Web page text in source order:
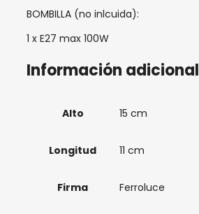
BOMBILLA (no inlcuida):
1 x E27 max 100W
Información adicional
Alto 15 cm
Longitud 11 cm
Firma Ferroluce